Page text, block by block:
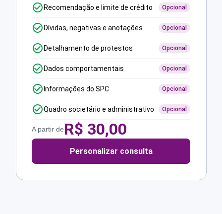
Recomendação e limite de crédito Opcional
Dívidas, negativas e anotações Opcional
Detalhamento de protestos Opcional
Dados comportamentais Opcional
Informações do SPC Opcional
Quadro societário e administrativo Opcional
A partir deR$ 30,00
Personalizar consulta